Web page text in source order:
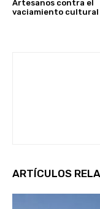
Artesanos contra el
vaciamiento cultural
ARTÍCULOS